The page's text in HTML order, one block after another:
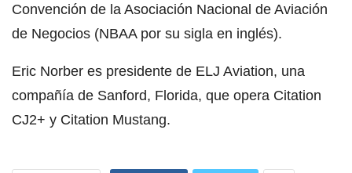
Convención de la Asociación Nacional de Aviación
de Negocios (NBAA por su sigla en inglés).
Eric Norber es presidente de ELJ Aviation, una
compañía de Sanford, Florida, que opera Citation
CJ2+ y Citation Mustang.